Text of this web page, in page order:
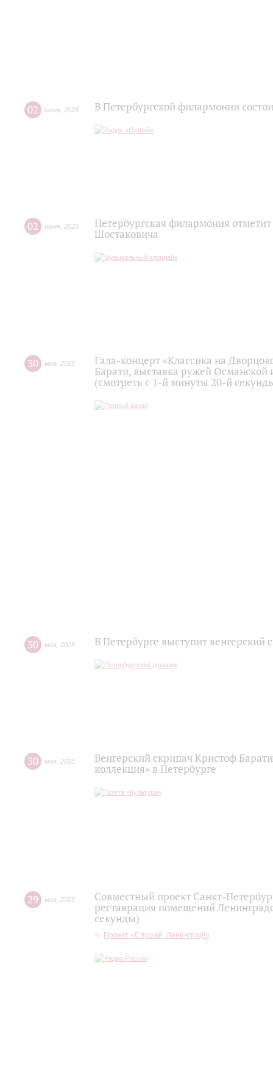
02 июня 2025 В Петербургской филармонии
02 июня 2025
Петербургская филармония
Шостаковича
30 мая 2025
Гала-концерт «Классика на
Барати, выставка ружей
(смотреть с 1-й минуты 20-й
30 мая 2025 В Петербурге выступит венгерский
30 мая 2025
Венгерский скрипач Кристоф
коллекция» в Петербурге
29 мая 2025
Совместный проект Санкт-
реставрация помещений
секунды)
Проект «Слушай, Ленинград!»